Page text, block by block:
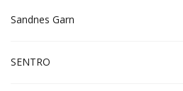
Sandnes Garn
SENTRO